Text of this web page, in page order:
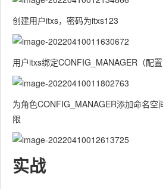
创建用户itxs，密码为itxs123
用户itxs绑定CONFIG_MANAGER（配置
为角色CONFIG_MANAGER添加命名空
限
实战